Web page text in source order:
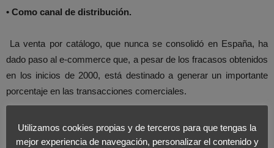
• Como canal de distribución.
La venta por catálogo, que nunca se consolidó en España, ha
dado paso al e-commerce que, a pesar de los fracasos obtenidos
en los inicios de 2000, está destinado a generar un importante
porcentaje en las transacciones comerciales.
• Como medio de captación de nuevos clientes y mercados:
Utilizamos cookies propias y de terceros para que tengas la
mejor experiencia de navegación, personalizar el contenido y